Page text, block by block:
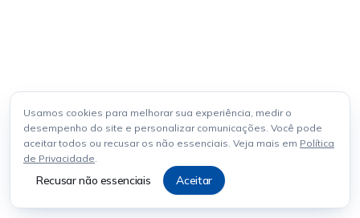
Usamos cookies para melhorar sua experiência, medir o
desempenho do site e personalizar comunicações. Você pode
aceitar todos ou recusar os não essenciais. Veja mais em Política
de Privacidade.
Recusar não essenciais Aceitar